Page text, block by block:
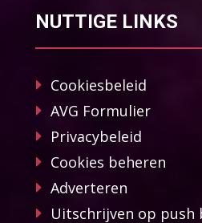
NUTTIGE LINKS
Cookiesbeleid
AVG Formulier
Privacybeleid
Cookies beheren
Adverteren
Uitschrijven op push